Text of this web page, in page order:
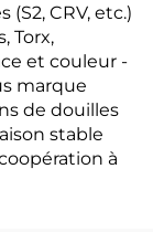
CRV, etc.)
Torx,
et couleur -
marque
de douilles
stable
à